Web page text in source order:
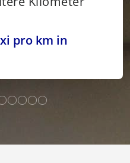
pro km in